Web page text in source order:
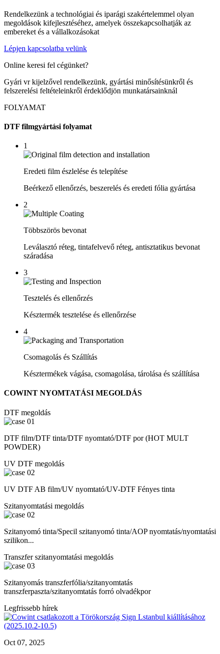
Rendelkezünk a technológiai és iparági szakértelemmel olyan
megoldások kifejlesztéséhez, amelyek összekapcsolhatják az
embereket és a vállalkozásokat
Lépjen kapcsolatba velünk
Online keresi fel cégünket?
Gyári vr kijelzővel rendelkezünk, gyártási minősítésünkről és
felszerelési feltételeinkről érdeklődjön munkatársainknál
FOLYAMAT
DTF filmgyártási folyamat
1
Eredeti film észlelése és telepítése
Beérkező ellenőrzés, beszerelés és eredeti fólia gyártása
2
Többszörös bevonat
Leválasztó réteg, tintafelvevő réteg, antisztatikus bevonat
száradása
3
Tesztelés és ellenőrzés
Késztermék tesztelése és ellenőrzése
4
Csomagolás és Szállítás
Késztermékek vágása, csomagolása, tárolása és szállítása
COWINT NYOMTATÁSI MEGOLDÁS
DTF megoldás
DTF film/DTF tinta/DTF nyomtató/DTF por (HOT MULT
POWDER)
UV DTF megoldás
UV DTF AB film/UV nyomtató/UV-DTF Fényes tinta
Szitanyomtatási megoldás
Szitanyomó tinta/Specil szitanyomó tinta/AOP nyomtatás/nyomtatási
szilikon...
Transzfer szitanyomtatási megoldás
Szitanyomás transzferfólia/szitanyomtatás
transzferpaszta/szitanyomtatás forró olvadékpor
Legfrissebb hírek
Oct 07, 2025